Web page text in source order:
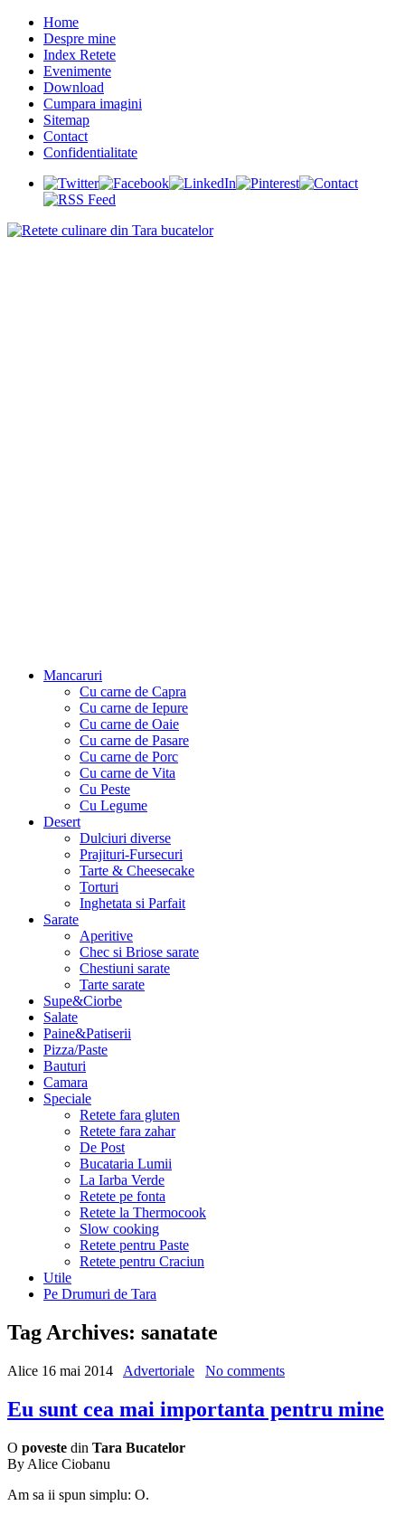
Home
Despre mine
Index Retete
Evenimente
Download
Cumpara imagini
Sitemap
Contact
Confidentialitate
Mancaruri
Cu carne de Capra
Cu carne de Iepure
Cu carne de Oaie
Cu carne de Pasare
Cu carne de Porc
Cu carne de Vita
Cu Peste
Cu Legume
Desert
Dulciuri diverse
Prajituri-Fursecuri
Tarte & Cheesecake
Torturi
Inghetata si Parfait
Sarate
Aperitive
Chec si Briose sarate
Chestiuni sarate
Tarte sarate
Supe&Ciorbe
Salate
Paine&Patiserii
Pizza/Paste
Bauturi
Camara
Speciale
Retete fara gluten
Retete fara zahar
De Post
Bucataria Lumii
La Iarba Verde
Retete pe fonta
Retete la Thermocook
Slow cooking
Retete pentru Paste
Retete pentru Craciun
Utile
Pe Drumuri de Tara
Tag Archives: sanatate
Alice 16 mai 2014 Advertoriale No comments
Eu sunt cea mai importanta pentru mine
O poveste din Tara Bucatelor
By Alice Ciobanu
Am sa ii spun simplu: O.